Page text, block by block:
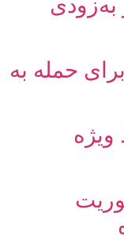
حمله به
مأموریت